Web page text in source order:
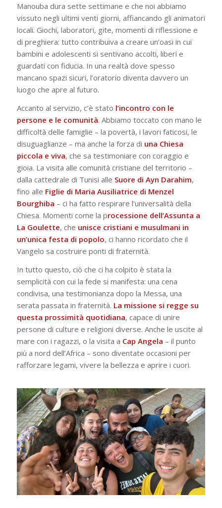
Manouba dura sette settimane e che noi abbiamo
vissuto negli ultimi venti giorni, affiancando gli animatori
locali. Giochi, laboratori, gite, momenti di riflessione e
di preghiera: tutto contribuiva a creare un’oasi in cui
bambini e adolescenti si sentivano accolti, liberi e
guardati con fiducia. In una realtà dove spesso
mancano spazi sicuri, l’oratorio diventa davvero un
luogo che apre al futuro.
Accanto al servizio, c’è stato l’incontro con le
persone e le comunità. Abbiamo toccato con mano le
difficoltà delle famiglie – la povertà, i lavori faticosi, le
disuguaglianze – ma anche la forza di una Chiesa
piccola e viva, che sa testimoniare con coraggio e
gioia. La visita alle comunità cristiane del territorio –
dalla cattedrale di Tunisi alle Suore di Ayn Darahim,
fino alle Figlie di Maria Ausiliatrice di Menzel
Bourghiba – ci ha fatto respirare l’universalità della
Chiesa. Momenti come la processione dell’Assunta a
La Goulette, che unisce cristiani e musulmani in
un’unica festa di popolo, ci hanno ricordato che il
Vangelo sa costruire ponti di fraternità.
In tutto questo, ciò che ci ha colpito è stata la
semplicità con cui la fede si manifesta: una cena
condivisa, una testimonianza dopo la Messa, una
serata passata in fraternità. La missione si regge su
questa prossimità quotidiana, capace di unire
persone di culture e religioni diverse. Anche le uscite al
mare con i ragazzi, o la visita a Cap Angela – il punto
più a nord dell’Africa – sono diventate occasioni per
rafforzare legami, vivere la bellezza e aprire i cuori.